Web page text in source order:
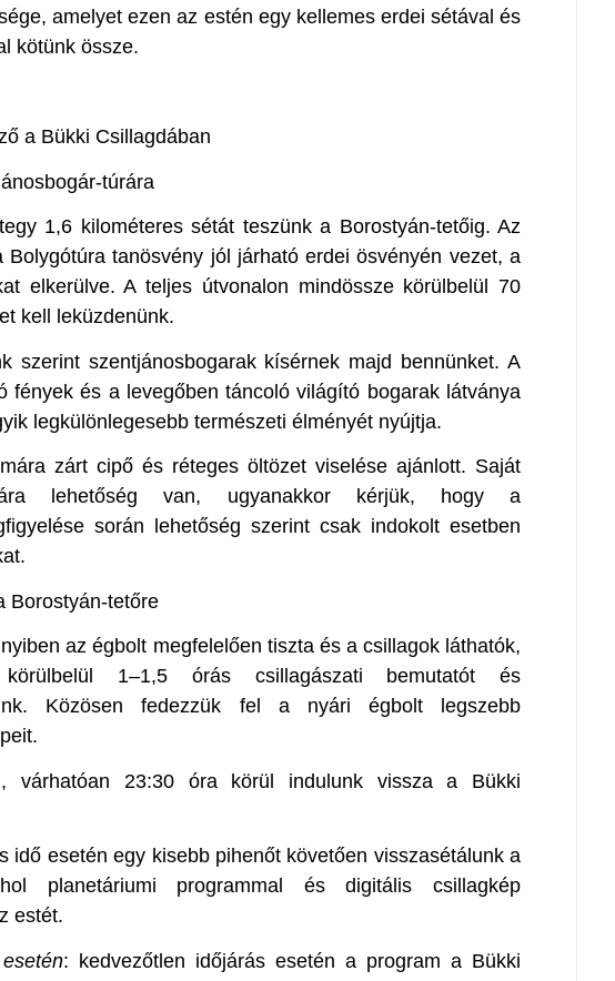
amelyet ezen az estén egy kellemes erdei sétával és
kötünk össze.
a Bükki Csillagdában
túrára
1,6 kilométeres sétát teszünk a Borostyán-tetőig. Az
Bolygótúra tanösvény jól járható erdei ösvényén vezet, a
elkerülve. A teljes útvonalon mindössze körülbelül 70
kell leküzdenünk.
szerint szentjánosbogarak kísérnek majd bennünket. A
fények és a levegőben táncoló világító bogarak látványa
legkülönlegesebb természeti élményét nyújtja.
zárt cipő és réteges öltözet viselése ajánlott. Saját
lehetőség van, ugyanakkor kérjük, hogy a
során lehetőség szerint csak indokolt esetben
Borostyán-tetőre
az égbolt megfelelően tiszta és a csillagok láthatók,
1–1,5 órás csillagászati bemutatót és
Közösen fedezzük fel a nyári égbolt legszebb
várhatóan 23:30 óra körül indulunk vissza a Bükki
idő esetén egy kisebb pihenőt követően visszasétálunk a
planetáriumi programmal és digitális csillagkép
estét.
: kedvezőtlen időjárás esetén a program a Bükki